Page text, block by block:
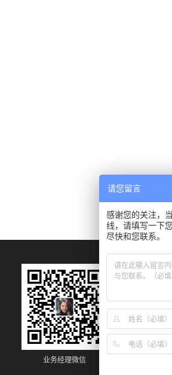
业务经理微信
请您留言
感谢您的关注，
线，请填写一下
尽快和您联系。